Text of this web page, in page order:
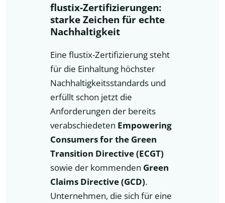
flustix-Zertifizierungen:
starke Zeichen für echte
Nachhaltigkeit
Eine flustix-Zertifizierung steht
für die Einhaltung höchster
Nachhaltigkeitsstandards und
erfüllt schon jetzt die
Anforderungen der bereits
verabschiedeten Empowering
Consumers for the Green
Transition Directive (ECGT)
sowie der kommenden Green
Claims Directive (GCD).
Unternehmen, die sich für eine